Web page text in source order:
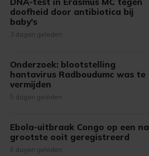
doofheid door antibiotica bij
baby's
3 dagen geleden
Onderzoek: blootstelling
hantavirus Radboudumc was te
vermijden
5 dagen geleden
Ebola-uitbraak Congo op een na
grootste ooit geregistreerd
6 dagen geleden